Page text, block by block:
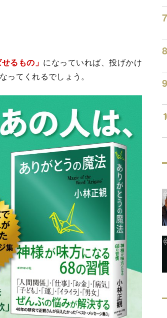
るもの」 になっていれば、投げかけ
てくれるでしょう。